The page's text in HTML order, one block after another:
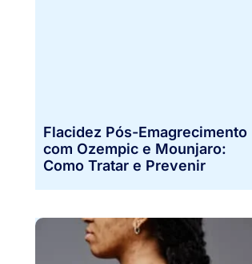
Flacidez Pós-Emagrecimento
com Ozempic e Mounjaro:
Como Tratar e Prevenir